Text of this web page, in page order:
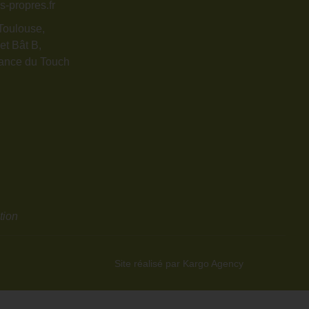
propres.fr
Bât B,
du Touch
Site réalisé par Kargo Agency